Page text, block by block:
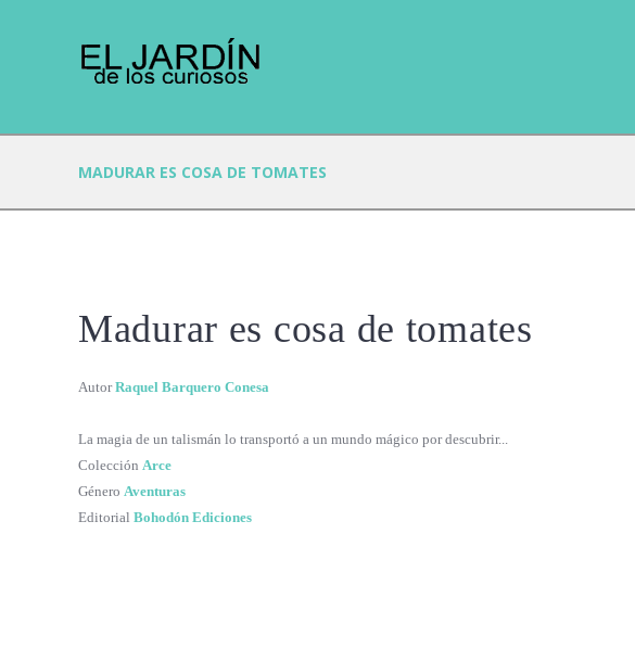
MADURAR ES COSA DE TOMATES
Madurar es cosa de tomates
AutorRaquel Barquero Conesa
La magia de un talismán lo transportó a un mundo mágico por descubrir...
Colección Arce
Género Aventuras
Editorial Bohodón Ediciones